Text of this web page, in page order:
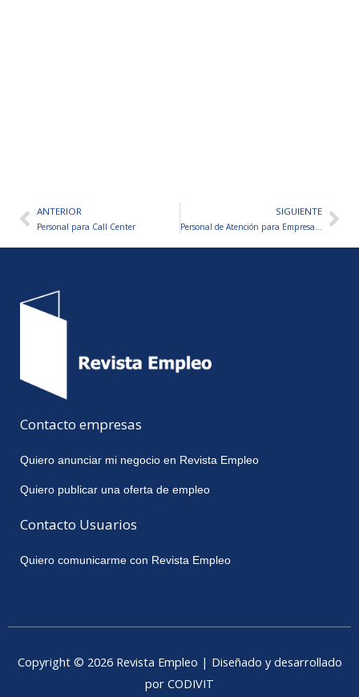
AntANTERIOR
Personal para Call Center
SIGUIENTE
Personal de Atención para Empresa E-Commerce
Contacto empresas
Quiero anunciar mi negocio en Revista Empleo
Quiero publicar una oferta de empleo
Contacto Usuarios
Quiero comunicarme con Revista Empleo
Copyright © 2026 Revista Empleo | Diseñado y desarrollado
por CODIVIT